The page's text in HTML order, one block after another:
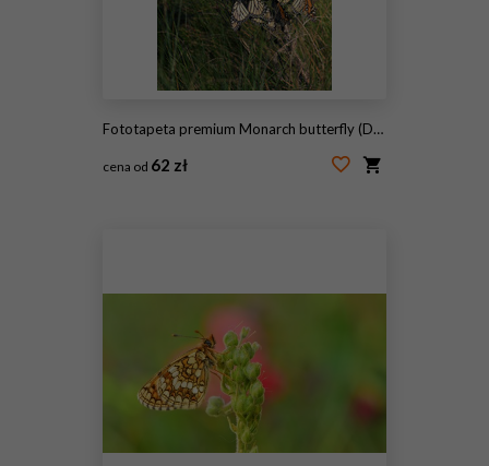
Fototapeta premium Monarch butterfly (Danaus plexippus). Motyle wyczekują silnego wiatru podczas podróży na zimowiska. Texas Gulf Coast
cena od 62 zł